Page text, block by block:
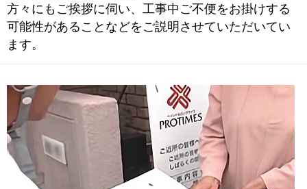
方々にもご挨拶に伺い、工事中ご不便をお掛けする
可能性があることなどをご説明させていただいてい
ます。